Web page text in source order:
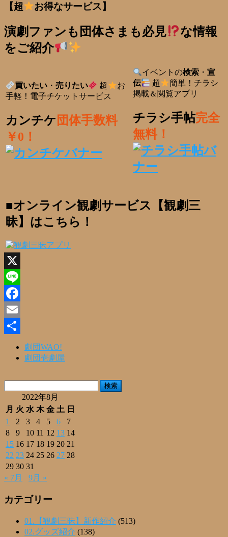
【超 お得なサービス】
演劇ファンも団体さまも必見
な情報
をご紹介
買いたい ・売りたい 超
お
手軽！電子チケットサービス
カンチケ 団体手数料
￥0！
イベントの検索 ・宣
伝
超
簡単！チラシ
掲載＆閲覧アプリ
チラシ手帖完全
無料！
■オンライン観劇サービス【観劇三
昧】はこちら！
X
Line
Facebook
Email
劇団WAO!
劇団壱劇屋
2022年8月
月 火 水 木 金 土 日
1
2 3 4 5 6
7
8
9 10 11 12 13 14
15 16 17 18 19 20 21
22 23 24 25 26 27 28
29 30 31
« 7月
9月 »
カテゴリー
01.【観劇三昧】新作紹介 (513)
02.グッズ紹介 (138)